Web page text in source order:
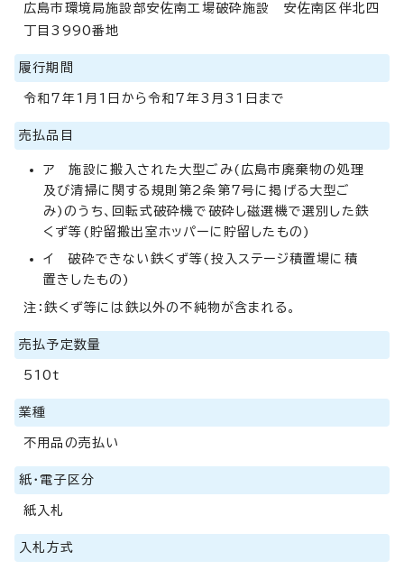
広島市環境局施設部安佐南工場破砕施設 安佐南区伴北四
丁目3990番地
履行期間
令和7年1月1日から令和7年3月31日まで
売払品目
ア 施設に搬入された大型ごみ(広島市廃棄物の処理
及び清掃に関する規則第2条第7号に掲げる大型ご
み)のうち、回転式破砕機で破砕し磁選機で選別した鉄
くず等(貯留搬出室ホッパーに貯留したもの)
イ 破砕できない鉄くず等(投入ステージ積置場に積
置きしたもの)
注：鉄くず等には鉄以外の不純物が含まれる。
売払予定数量
510t
業種
不用品の売払い
紙・電子区分
紙入札
入札方式